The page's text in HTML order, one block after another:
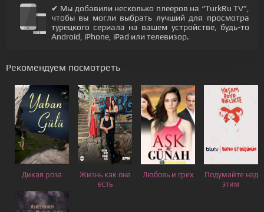
✔ Мы добавили несколько плееров на “TurkRu TV”,
чтобы вы могли выбрать лучший для просмотра
турецкого сериала на вашем устройстве, будь-то
Android, iPhone, iPad или телевизор.
Рекомендуем посмотреть
Дикая роза
Жизнь как она
есть
Любовь и грех
Подумайте над
этим